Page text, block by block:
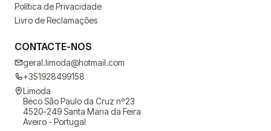
Política de Privacidade
Livro de Reclamações
CONTACTE-NOS
geral.limoda@hotmail.com
+351928499158
Limoda
Beco São Paulo da Cruz nº23
4520-249 Santa Maria da Feira
Aveiro - Portugal